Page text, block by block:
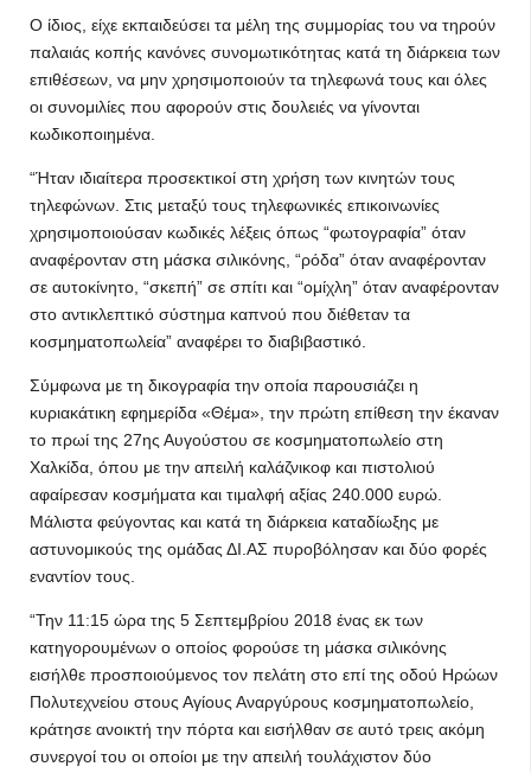
Ο ίδιος, είχε εκπαιδεύσει τα μέλη της συμμορίας του να τηρούν
παλαιάς κοπής κανόνες συνομωτικότητας κατά τη διάρκεια των
επιθέσεων, να μην χρησιμοποιούν τα τηλεφωνά τους και όλες
οι συνομιλίες που αφορούν στις δουλειές να γίνονται
κωδικοποιημένα.
“Ήταν ιδιαίτερα προσεκτικοί στη χρήση των κινητών τους
τηλεφώνων. Στις μεταξύ τους τηλεφωνικές επικοινωνίες
χρησιμοποιούσαν κωδικές λέξεις όπως “φωτογραφία” όταν
αναφέρονταν στη μάσκα σιλικόνης, “ρόδα” όταν αναφέρονταν
σε αυτοκίνητο, “σκεπή” σε σπίτι και “ομίχλη” όταν αναφέρονταν
στο αντικλεπτικό σύστημα καπνού που διέθεταν τα
κοσμηματοπωλεία” αναφέρει το διαβιβαστικό.
Σύμφωνα με τη δικογραφία την οποία παρουσιάζει η
κυριακάτικη εφημερίδα «Θέμα», την πρώτη επίθεση την έκαναν
το πρωί της 27ης Αυγούστου σε κοσμηματοπωλείο στη
Χαλκίδα, όπου με την απειλή καλάζνικοφ και πιστολιού
αφαίρεσαν κοσμήματα και τιμαλφή αξίας 240.000 ευρώ.
Μάλιστα φεύγοντας και κατά τη διάρκεια καταδίωξης με
αστυνομικούς της ομάδας ΔΙ.ΑΣ πυροβόλησαν και δύο φορές
εναντίον τους.
“Την 11:15 ώρα της 5 Σεπτεμβρίου 2018 ένας εκ των
κατηγορουμένων ο οποίος φορούσε τη μάσκα σιλικόνης
εισήλθε προσποιούμενος τον πελάτη στο επί της οδού Ηρώων
Πολυτεχνείου στους Αγίους Αναργύρους κοσμηματοπωλείο,
κράτησε ανοικτή την πόρτα και εισήλθαν σε αυτό τρεις ακόμη
συνεργοί του οι οποίοι με την απειλή τουλάχιστον δύο